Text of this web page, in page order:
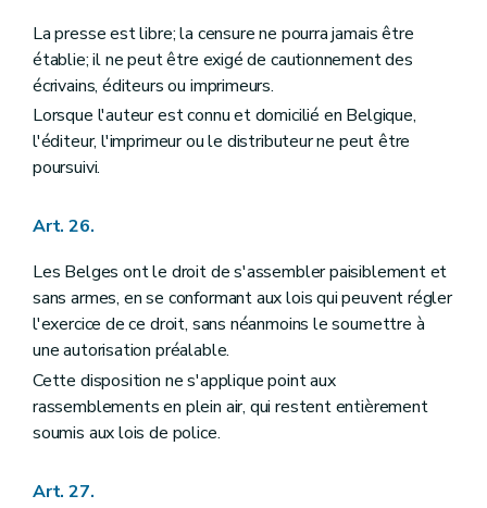
La presse est libre; la censure ne pourra jamais être
établie; il ne peut être exigé de cautionnement des
écrivains, éditeurs ou imprimeurs.
Lorsque l'auteur est connu et domicilié en Belgique,
l'éditeur, l'imprimeur ou le distributeur ne peut être
poursuivi.
Art. 26.
Les Belges ont le droit de s'assembler paisiblement et
sans armes, en se conformant aux lois qui peuvent régler
l'exercice de ce droit, sans néanmoins le soumettre à
une autorisation préalable.
Cette disposition ne s'applique point aux
rassemblements en plein air, qui restent entièrement
soumis aux lois de police.
Art. 27.